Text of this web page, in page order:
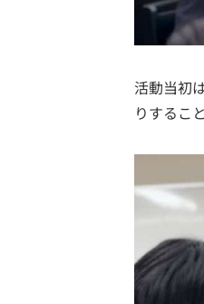
活動当初
りするこ